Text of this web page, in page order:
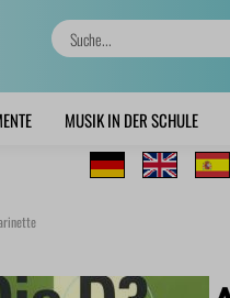
MUSIK IN DER SCHULE